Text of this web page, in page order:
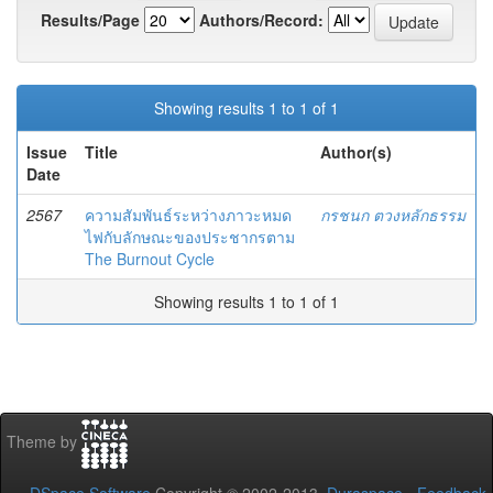
Results/Page
Authors/Record:
Showing results 1 to 1 of 1
Issue
Date
Title Author(s)
2567
ความสัมพันธ์ระหว่างภาวะหมด
ไฟกับลักษณะของประชากรตาม
The Burnout Cycle
กรชนก ตวงหลักธรรม
Showing results 1 to 1 of 1
Theme by